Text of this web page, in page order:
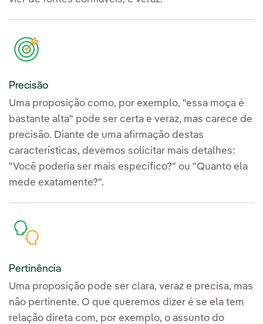
Precisão
Uma proposição como, por exemplo, "essa moça é
bastante alta" pode ser certa e veraz, mas carece de
precisão. Diante de uma afirmação destas
características, devemos solicitar mais detalhes:
"Você poderia ser mais específico?" ou "Quanto ela
mede exatamente?".
Pertinência
Uma proposição pode ser clara, veraz e precisa, mas
não pertinente. O que queremos dizer é se ela tem
relação direta com, por exemplo, o assunto do